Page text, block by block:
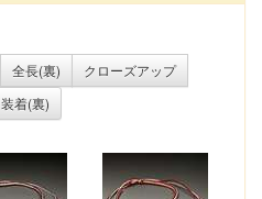
全長(裏)
クローズアップ
装着(裏)